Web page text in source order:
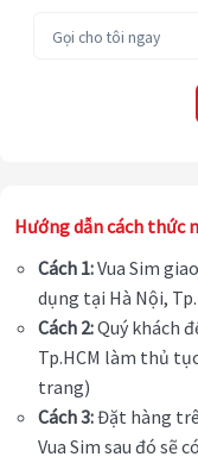
Hướng dẫn cách thức
Cách 1:Vua Sim
dụng tại Hà Nội,
Cách 2:Quý khách
Tp.HCM làm thủ
trang)
Cách 3:Đặt hàng
Vua Sim sau đó sẽ